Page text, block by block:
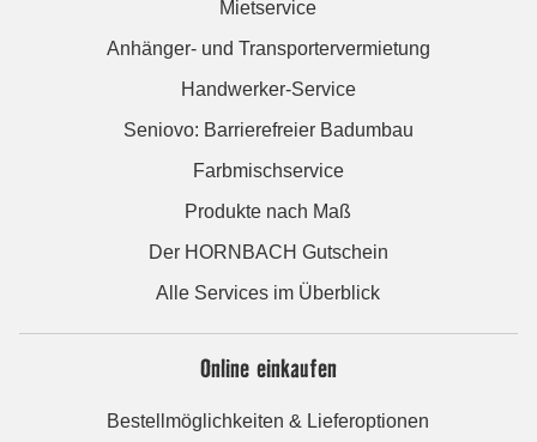
Mietservice
Anhänger- und Transportervermietung
Handwerker-Service
Seniovo: Barrierefreier Badumbau
Farbmischservice
Produkte nach Maß
Der HORNBACH Gutschein
Alle Services im Überblick
Online einkaufen
Bestellmöglichkeiten & Lieferoptionen